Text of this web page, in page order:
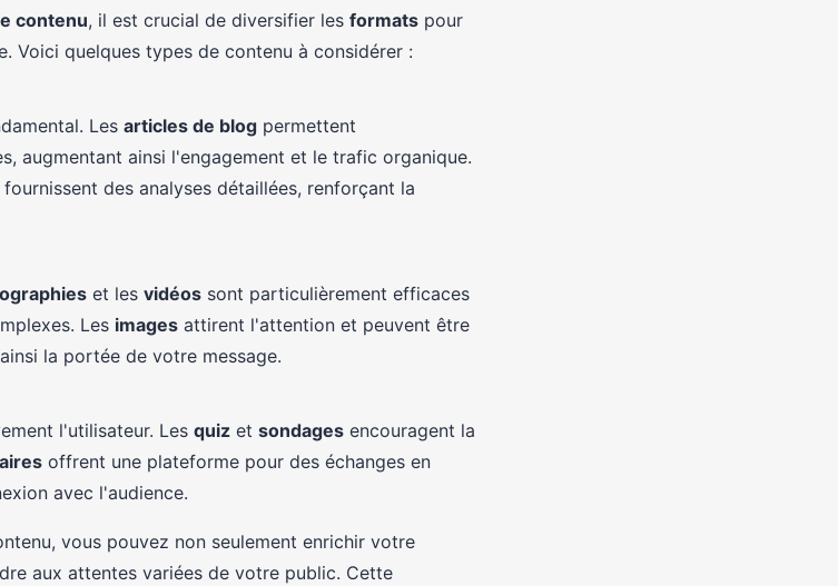
contenu, il est crucial de diversifier les formats pour
Voici quelques types de contenu à considérer :
Les articles de blog permettent
augmentant ainsi l'engagement et le trafic organique.
fournissent des analyses détaillées, renforçant la
et les vidéos sont particulièrement efficaces
Les images attirent l'attention et peuvent être
la portée de votre message.
l'utilisateur. Les quiz et sondages encouragent la
offrent une plateforme pour des échanges en
avec l'audience.
vous pouvez non seulement enrichir votre
aux attentes variées de votre public. Cette